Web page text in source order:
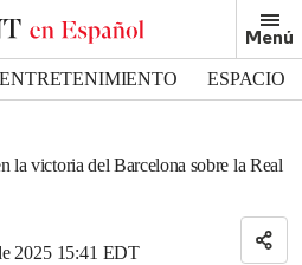
Menú
ENTRETENIMIENTO
ESPACIO
la victoria del Barcelona sobre la Real
2025 15:41 EDT